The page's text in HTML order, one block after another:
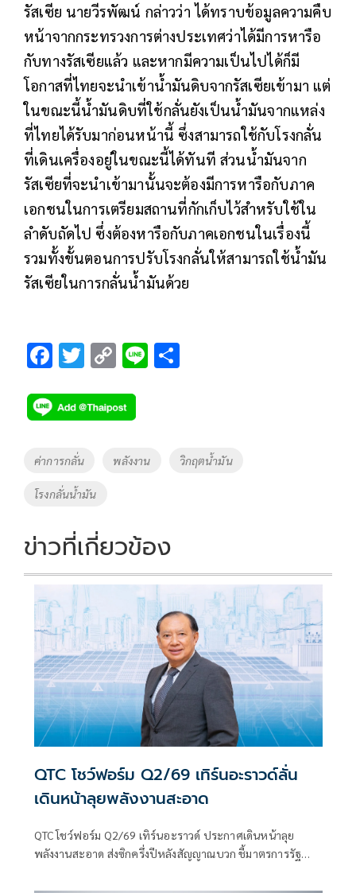
รัสเซีย นายวีรพัฒน์ กล่าวว่า ได้ทราบข้อมูลความคืบ
หน้าจากกระทรวงการต่างประเทศว่าได้มีการหารือ
กับทางรัสเซียแล้ว และหากมีความเป็นไปได้ก็มี
โอกาสที่ไทยจะนำเข้าน้ำมันดิบจากรัสเซียเข้ามา แต่
ในขณะนี้น้ำมันดิบที่ใช้กลั่นยังเป็นน้ำมันจากแหล่ง
ที่ไทยได้รับมาก่อนหน้านี้ ซึ่งสามารถใช้กับโรงกลั่น
ที่เดินเครื่องอยู่ในขณะนี้ได้ทันที ส่วนน้ำมันจาก
รัสเซียที่จะนำเข้ามานั้นจะต้องมีการหารือกับภาค
เอกชนในการเตรียมสถานที่กักเก็บไว้สำหรับใช้ใน
ลำดับถัดไป ซึ่งต้องหารือกับภาคเอกชนในเรื่องนี้
รวมทั้งขั้นตอนการปรับโรงกลั่นให้สามารถใช้น้ำมัน
รัสเซียในการกลั่นน้ำมันด้วย
F
e
b
o
o
k
T
tt
er
C
p
y
Li
Li
Tags
ค่าการกลั่น พลังงาน วิกฤตน้ำมัน
โรงกลั่นน้ำมัน
ข่าวที่เกี่ยวข้อง
QTC โชว์ฟอร์ม Q2/69 เทิร์นอะราวด์ลั่น
เดินหน้าลุยพลังงานสะอาด
QTC โชว์ฟอร์ม Q2/69 เทิร์นอะราวด์ ประกาศเดินหน้าลุย
พลังงานสะอาด ส่งซิกครึ่งปีหลังสัญญาณบวก ชี้มาตรการรัฐ